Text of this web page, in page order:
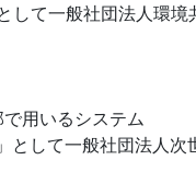
て一般社団法人環境
用いるシステム
して一般社団法人次